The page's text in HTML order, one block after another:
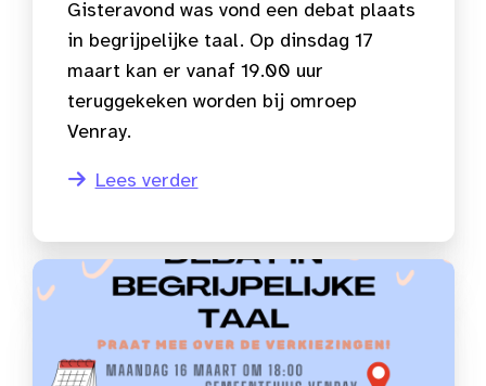
Gisteravond was vond een debat plaats
in begrijpelijke taal. Op dinsdag 17
maart kan er vanaf 19.00 uur
teruggekeken worden bij omroep
Venray.
Lees verder